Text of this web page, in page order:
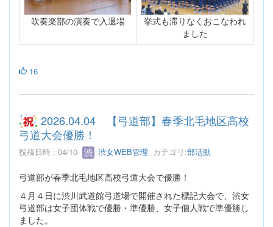
吹奏楽部の演奏で入退場
挙式も滞りなくおこなわれ
ました
16
2026.04.04 【弓道部】春季北毛地区高校
弓道大会優勝！
投稿日時 : 04/10 渋女WEB管理 カテゴリ:部活動
弓道部が春季北毛地区高校弓道大会で優勝！
４月４日に渋川武道館弓道場で開催された標記大会で、渋女
弓道部は女子団体戦で優勝・準優勝、女子個人戦で準優勝し
ました。